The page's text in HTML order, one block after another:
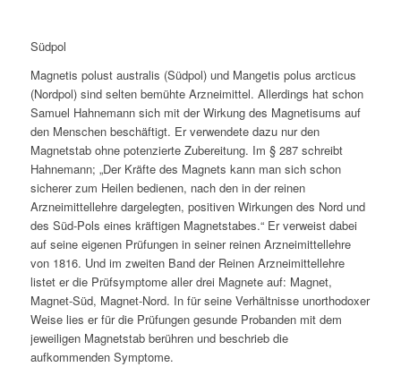
Südpol
Magnetis polust australis (Südpol) und Mangetis polus arcticus
(Nordpol) sind selten bemühte Arzneimittel. Allerdings hat schon
Samuel Hahnemann sich mit der Wirkung des Magnetisums auf
den Menschen beschäftigt. Er verwendete dazu nur den
Magnetstab ohne potenzierte Zubereitung. Im § 287 schreibt
Hahnemann; „Der Kräfte des Magnets kann man sich schon
sicherer zum Heilen bedienen, nach den in der reinen
Arzneimittellehre dargelegten, positiven Wirkungen des Nord und
des Süd-Pols eines kräftigen Magnetstabes.“ Er verweist dabei
auf seine eigenen Prüfungen in seiner reinen Arzneimittellehre
von 1816. Und im zweiten Band der Reinen Arzneimittellehre
listet er die Prüfsymptome aller drei Magnete auf: Magnet,
Magnet-Süd, Magnet-Nord. In für seine Verhältnisse unorthodoxer
Weise lies er für die Prüfungen gesunde Probanden mit dem
jeweiligen Magnetstab berühren und beschrieb die
aufkommenden Symptome.